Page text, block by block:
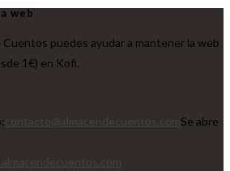
web
Cuentos puedes ayudar a mantener la web
1€) en Kofi.
Se abre